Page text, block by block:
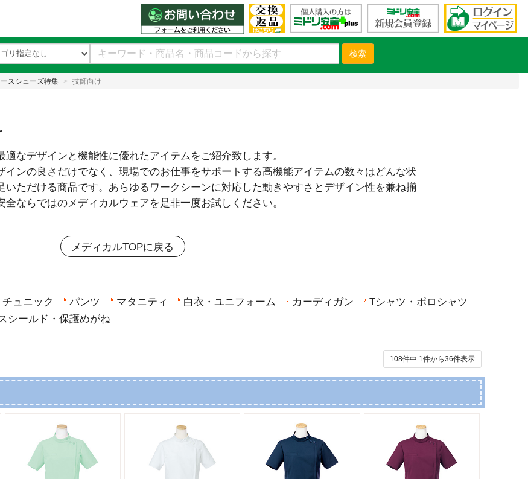
検索
スシューズ特集 技師向け
適なデザインと機能性に優れたアイテムをご紹介致します。
インの良さだけでなく、現場でのお仕事をサポートする高機能アイテムの数々はどんな状
いただける商品です。あらゆるワークシーンに対応した動きやすさとデザイン性を兼ね揃
全ならではのメディカルウェアを是非一度お試しください。
メディカルTOPに戻る
チュニック パンツ マタニティ 白衣・ユニフォーム カーディガン
Tシャツ・ポロシャツ
シールド・保護めがね
108件中 1 件から36件表示